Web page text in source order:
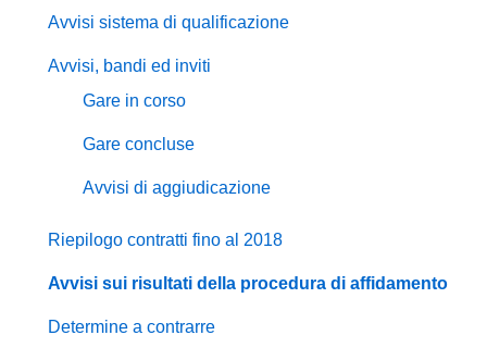
Avvisi sistema di qualificazione
Avvisi, bandi ed inviti
Gare in corso
Gare concluse
Avvisi di aggiudicazione
Riepilogo contratti fino al 2018
Avvisi sui risultati della procedura di affidamento
Determine a contrarre